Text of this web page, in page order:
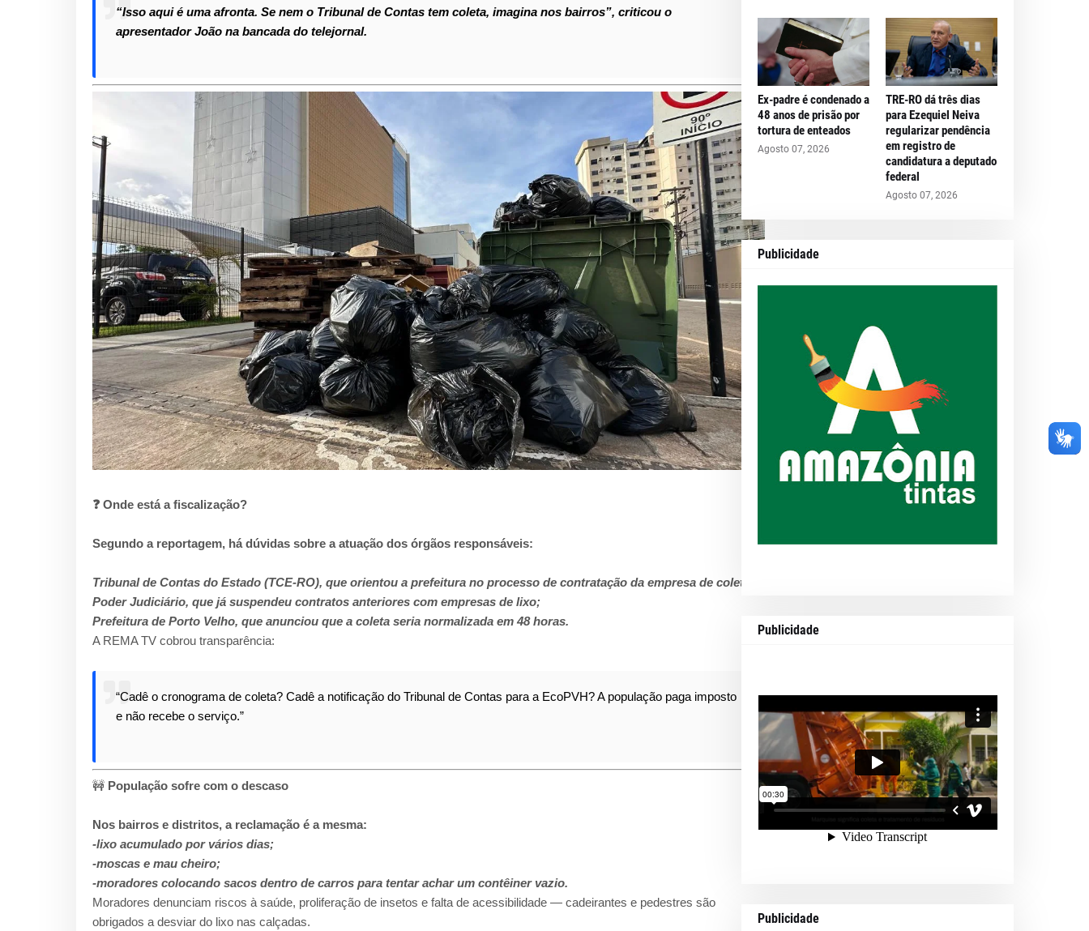
“Isso aqui é uma afronta. Se nem o Tribunal de Contas tem coleta, imagina nos bairros”, criticou o
apresentador João na bancada do telejornal.
❓ Onde está a fiscalização?
Segundo a reportagem, há dúvidas sobre a atuação dos órgãos responsáveis:
Tribunal de Contas do Estado (TCE-RO), que orientou a prefeitura no processo de contratação da empresa de coleta;
Poder Judiciário, que já suspendeu contratos anteriores com empresas de lixo;
Prefeitura de Porto Velho, que anunciou que a coleta seria normalizada em 48 horas.
A REMA TV cobrou transparência:
“Cadê o cronograma de coleta? Cadê a notificação do Tribunal de Contas para a EcoPVH? A população paga imposto
e não recebe o serviço.”
🚧População sofre com o descaso
Nos bairros e distritos, a reclamação é a mesma:
-lixo acumulado por vários dias;
-moscas e mau cheiro;
-moradores colocando sacos dentro de carros para tentar achar um contêiner vazio.
Moradores denunciam riscos à saúde, proliferação de insetos e falta de acessibilidade — cadeirantes e pedestres são
obrigados a desviar do lixo nas calçadas.
Ex-padre é condenado a
48 anos de prisão por
tortura de enteados
Agosto 07, 2026
TRE-RO dá três dias
para Ezequiel Neiva
regularizar pendência
em registro de
candidatura a deputado
federal
Agosto 07, 2026
Publicidade
Publicidade
Publicidade